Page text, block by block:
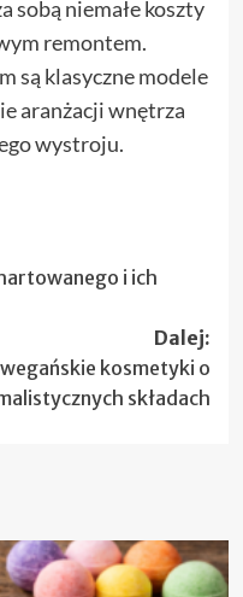
sobą niemałe koszty
remontem.
są klasyczne modele
aranżacji wnętrza
wystroju.
i ich
Dalej:
kosmetyki o
składach